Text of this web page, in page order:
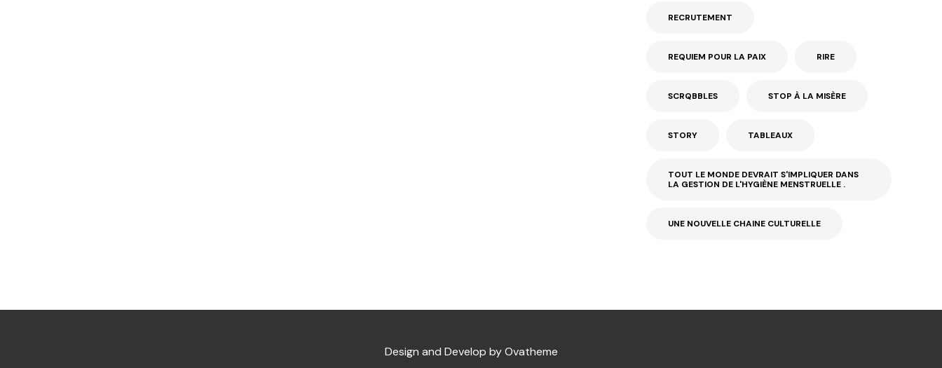
RECRUTEMENT
REQUIEM POUR LA PAIX RIRE
SCRQBBLES STOP À LA MISÈRE
STORY TABLEAUX
TOUT LE MONDE DEVRAIT S'IMPLIQUER DANS
LA GESTION DE L'HYGIÈNE MENSTRUELLE .
UNE NOUVELLE CHAINE CULTURELLE
Design and Develop by Ovatheme